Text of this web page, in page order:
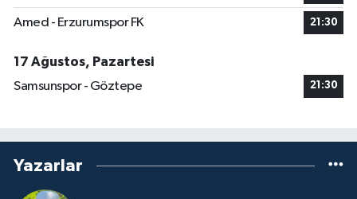
Amed - Erzurumspor FK 21:30
17 Ağustos, Pazartesi
Samsunspor - Göztepe
21:30
Yazarlar